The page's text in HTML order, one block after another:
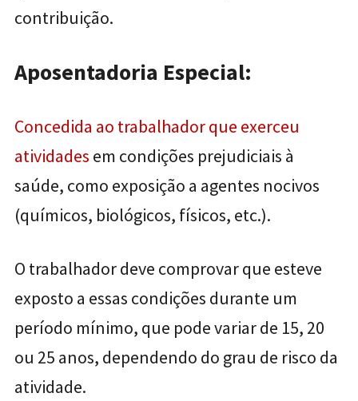
contribuição.
Aposentadoria Especial:
Concedida ao trabalhador que exerceu
atividades em condições prejudiciais à
saúde, como exposição a agentes nocivos
(químicos, biológicos, físicos, etc.).
O trabalhador deve comprovar que esteve
exposto a essas condições durante um
período mínimo, que pode variar de 15, 20
ou 25 anos, dependendo do grau de risco da
atividade.